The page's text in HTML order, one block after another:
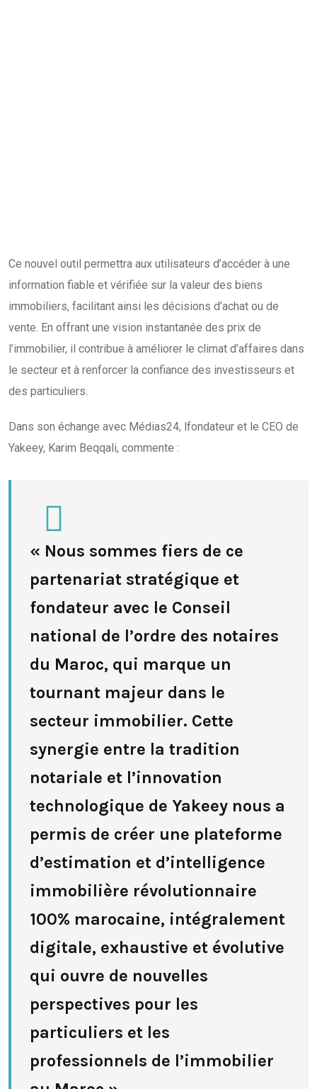
Ce nouvel outil permettra aux utilisateurs d’accéder à une
information fiable et vérifiée sur la valeur des biens
immobiliers, facilitant ainsi les décisions d’achat ou de
vente. En offrant une vision instantanée des prix de
l’immobilier, il contribue à améliorer le climat d’affaires dans
le secteur et à renforcer la confiance des investisseurs et
des particuliers.
Dans son échange avec Médias24, lfondateur et le CEO de
Yakeey, Karim Beqqali, commente :
« Nous sommes fiers de ce
partenariat stratégique et
fondateur avec le Conseil
national de l’ordre des notaires
du Maroc, qui marque un
tournant majeur dans le
secteur immobilier. Cette
synergie entre la tradition
notariale et l’innovation
technologique de Yakeey nous a
permis de créer une plateforme
d’estimation et d’intelligence
immobilière révolutionnaire
100% marocaine, intégralement
digitale, exhaustive et évolutive
qui ouvre de nouvelles
perspectives pour les
particuliers et les
professionnels de l’immobilier